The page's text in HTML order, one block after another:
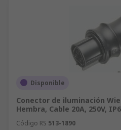
Disponible
Conector de iluminación
Hembra, Cable 20A, 250V,
Código RS 513-1890